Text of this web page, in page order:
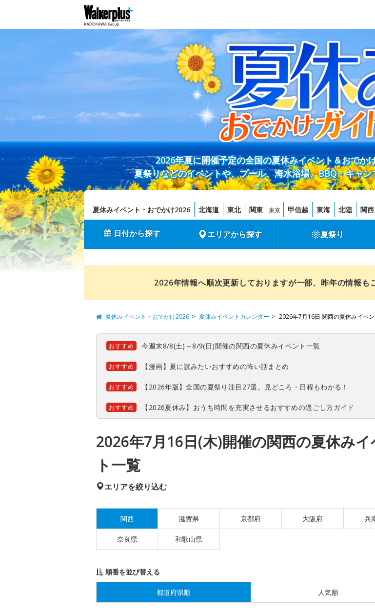
2026年夏に開催予定の全国の夏休みイベント＆おでか
夏祭りなどのイベントや、プール、海水浴場、BBQ・キャ
夏休みイベント・おでかけ2026 北海道 東北 関東 東京 甲信越 東海 北陸 関西
日付から探す エリアから探す 夏祭り
2026年情報へ順次更新しておりますが一部、昨年の情報も
夏休みイベント・おでかけ2026 夏休みイベントカレンダー 2026年7月16日 関西の夏休みイベン
おすすめ 今週末8/8(土)～8/9(日)開催の関西の夏休みイベント一覧
おすすめ 【漫画】夏に読みたいおすすめの怖い話まとめ
おすすめ 【2026年版】全国の夏祭り注目27選。見どころ・日程もわかる！
おすすめ 【2026夏休み】おうち時間を充実させるおすすめの過ごし方ガイド
2026年7月16日(木)開催の関西の夏休みイ
ト一覧
エリアを絞り込む
関西 滋賀県 京都府 大阪府 兵
奈良県 和歌山県
順番を並び替える
都道府県順 人気順